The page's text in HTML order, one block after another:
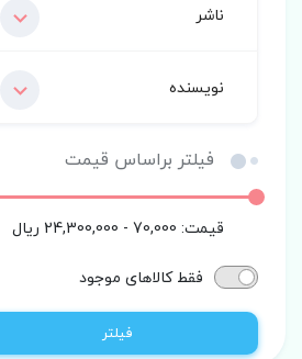
ناشر
نویسنده
فیلتر براساس قیمت
قیمت: 70,000 - 24,300,000
ریال
فقط کالاهای موجود
فیلتر